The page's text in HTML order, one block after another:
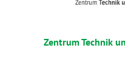
Zentrum Technik